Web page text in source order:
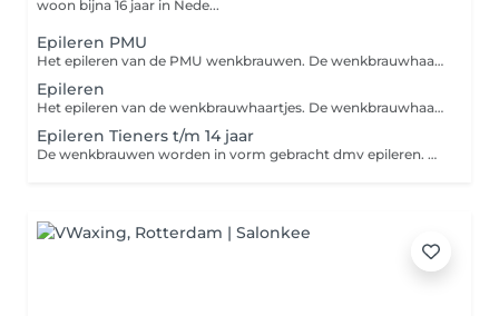
woon bijna 16 jaar in Nede...
Epileren PMU
Het epileren van de PMU wenkbrauwen. De wenkbrauwhaartjes worden door middel van een pincet verwijdert en als finishing touch wordt een Brow Gel gebruikt en strak gemaakt met een highlighter.
Epileren
Het epileren van de wenkbrauwhaartjes. De wenkbrauwhaartjes worden door middel van een pincet verwijdert en als finishing touch worden de wenkbrauwen gestijlt met een Brow Gel en strak gemaakt met een highlighter.
Epileren Tieners t/m 14 jaar
De wenkbrauwen worden in vorm gebracht dmv epileren. Donshaartjes worden verwijdert met een wenkbrauwmesje.